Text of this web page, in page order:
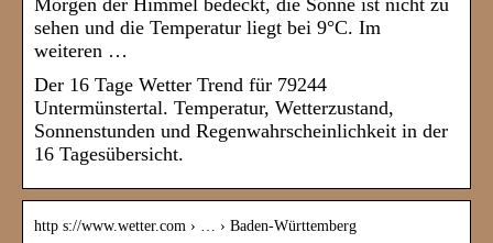
Morgen der Himmel bedeckt, die Sonne ist nicht zu
sehen und die Temperatur liegt bei 9°C. Im
weiteren …
Der 16 Tage Wetter Trend für 79244
Untermünstertal. Temperatur, Wetterzustand,
Sonnenstunden und Regenwahrscheinlichkeit in der
16 Tagesübersicht.
http s://www.wetter.com › … › Baden-Württemberg